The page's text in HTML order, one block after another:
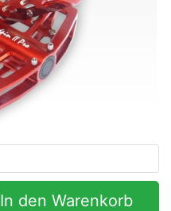
In den Warenkorb